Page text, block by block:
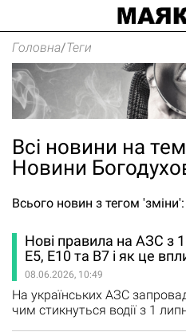
Головна/Теги
Всі новини на
Новини
Всього новин з тегом 'зміни':
Нові правила на АЗС з
E5, E10 та B7 і як це
08.06.2026, 10:49
На українських АЗС
чим стикнуться водії з 1